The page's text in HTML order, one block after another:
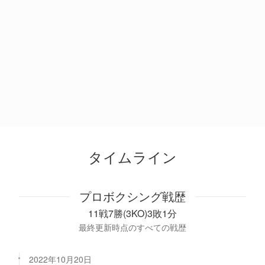
タイムライン
プロボクシング戦歴
11戦7勝(3KO)3敗1分
最終更新時点のすべての戦歴
2022年10月20日